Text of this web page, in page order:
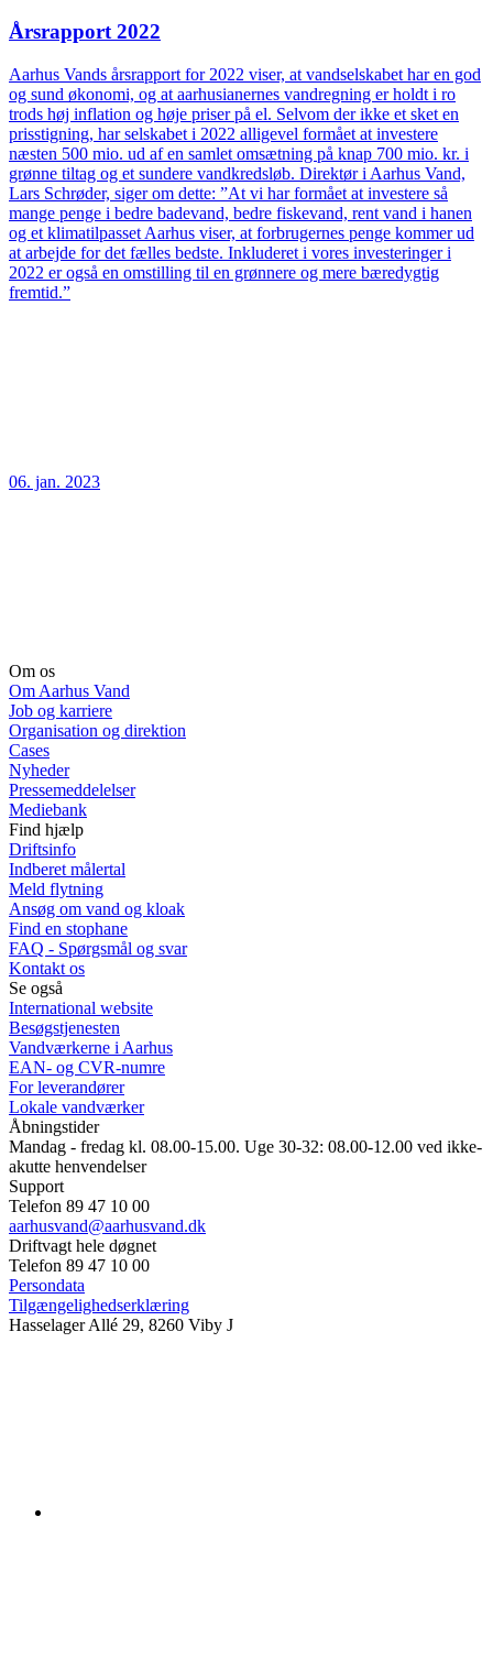
Årsrapport 2022
Aarhus Vands årsrapport for 2022 viser, at vandselskabet har en god
og sund økonomi, og at aarhusianernes vandregning er holdt i ro
trods høj inflation og høje priser på el. Selvom der ikke et sket en
prisstigning, har selskabet i 2022 alligevel formået at investere
næsten 500 mio. ud af en samlet omsætning på knap 700 mio. kr. i
grønne tiltag og et sundere vandkredsløb. Direktør i Aarhus Vand,
Lars Schrøder, siger om dette: ”At vi har formået at investere så
mange penge i bedre badevand, bedre fiskevand, rent vand i hanen
og et klimatilpasset Aarhus viser, at forbrugernes penge kommer ud
at arbejde for det fælles bedste. Inkluderet i vores investeringer i
2022 er også en omstilling til en grønnere og mere bæredygtig
fremtid.”
06. jan. 2023
Om os
Om Aarhus Vand
Job og karriere
Organisation og direktion
Cases
Nyheder
Pressemeddelelser
Mediebank
Find hjælp
Driftsinfo
Indberet målertal
Meld flytning
Ansøg om vand og kloak
Find en stophane
FAQ - Spørgsmål og svar
Kontakt os
Se også
International website
Besøgstjenesten
Vandværkerne i Aarhus
EAN- og CVR-numre
For leverandører
Lokale vandværker
Åbningstider
Mandag - fredag kl. 08.00-15.00. Uge 30-32: 08.00-12.00 ved ikke-
akutte henvendelser
Support
Telefon 89 47 10 00
aarhusvand@aarhusvand.dk
Driftvagt hele døgnet
Telefon 89 47 10 00
Persondata
Tilgængelighedserklæring
Hasselager Allé 29, 8260 Viby J